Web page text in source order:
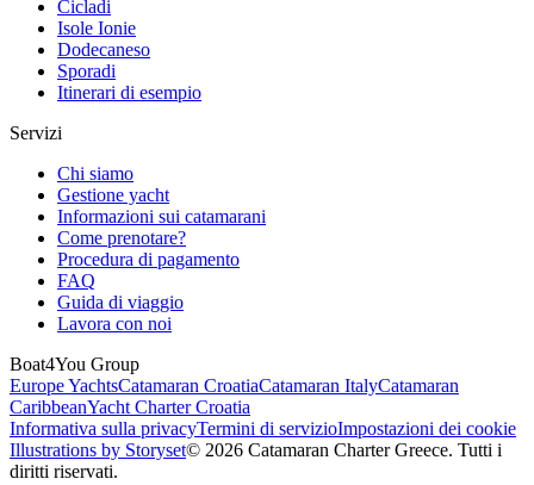
Cicladi
Isole Ionie
Dodecaneso
Sporadi
Itinerari di esempio
Servizi
Chi siamo
Gestione yacht
Informazioni sui catamarani
Come prenotare?
Procedura di pagamento
FAQ
Guida di viaggio
Lavora con noi
Boat4You Group
Europe YachtsCatamaran CroatiaCatamaran ItalyCatamaran
CaribbeanYacht Charter Croatia
Informativa sulla privacyTermini di servizioImpostazioni dei cookie
Illustrations by Storyset© 2026 Catamaran Charter Greece. Tutti i
diritti riservati.